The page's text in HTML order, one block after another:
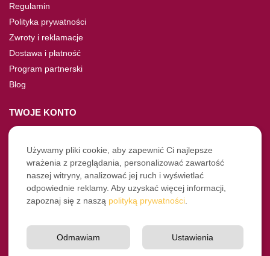
Regulamin
Polityka prywatności
Zwroty i reklamacje
Dostawa i płatność
Program partnerski
Blog
TWOJE KONTO
Moje konto
Nie pamiętasz hasła?
Twoje zamówienia
NASZE SOCIALE
Instagram
Używamy pliki cookie, aby zapewnić Ci najlepsze
wrażenia z przeglądania, personalizować zawartość
naszej witryny, analizować jej ruch i wyświetlać
odpowiednie reklamy. Aby uzyskać więcej informacji,
zapoznaj się z naszą polityką prywatności
Ustawienia
Odmawiam